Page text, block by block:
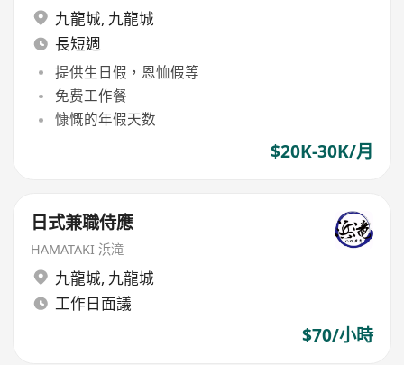
30k九龍城, 九龍城
長短週
提供生日假，恩恤假等
免费工作餐
慷慨的年假天数
$20K-30K/月
日式兼職侍應
HAMATAKI 浜滝
九龍城, 九龍城
工作日面議
$70/小時